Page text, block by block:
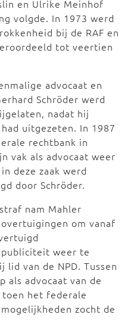
en Ulrike Meinhof
volgde. In 1973 werd
bij de RAF en
tot veertien
advocaat en
Schröder werd
nadat hij
uitgezeten. In 1987
rechtbank in
vak als advocaat weer
deze zaak werd
door Schröder.
nam Mahler
om vanaf
weer te
lid van de NPD. Tussen
als advocaat van de
het federale
zocht de